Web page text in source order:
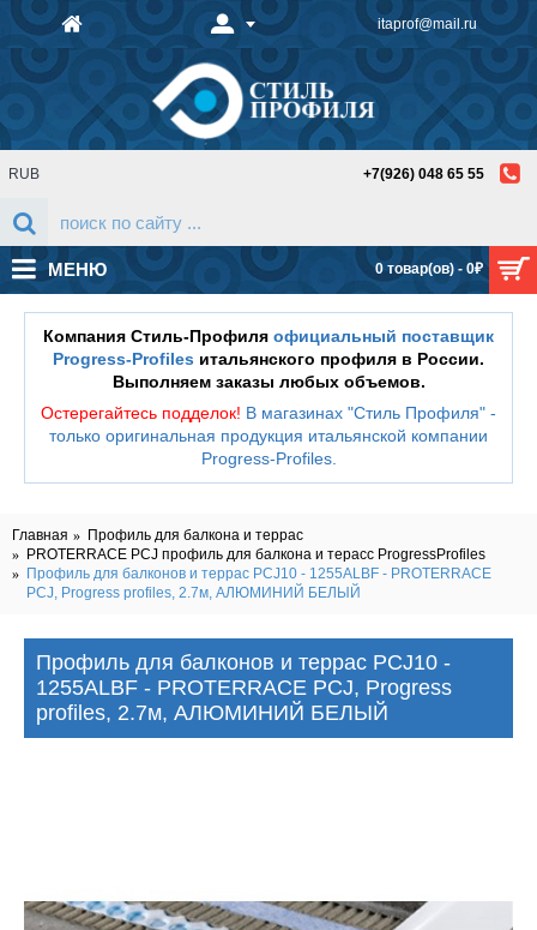
itaprof@mail.ru
0 товар(ов) - 0₽
RUB +7(926) 048 65 55
МЕНЮ
Компания Стиль-Профиля официальный поставщик
Progress-Profiles итальянского профиля в России.
Выполняем заказы любых объемов.
Остерегайтесь подделок! В магазинах "Стиль Профиля" -
только оригинальная продукция итальянской компании
Progress-Profiles.
Главная
Профиль для балкона и террас
PROTERRACE PCJ профиль для балкона и терасс ProgressProfiles
Профиль для балконов и террас PCJ10 - 1255ALBF - PROTERRACE
PCJ, Progress profiles, 2.7м, АЛЮМИНИЙ БЕЛЫЙ
Профиль для балконов и террас PCJ10 -
1255ALBF - PROTERRACE PCJ, Progress
profiles, 2.7м, АЛЮМИНИЙ БЕЛЫЙ